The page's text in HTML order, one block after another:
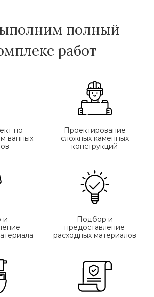
полный
работ
по
ванных
Проектирование
сложных каменных
конструкций
и
Подбор и
предоставление
расходных материалов